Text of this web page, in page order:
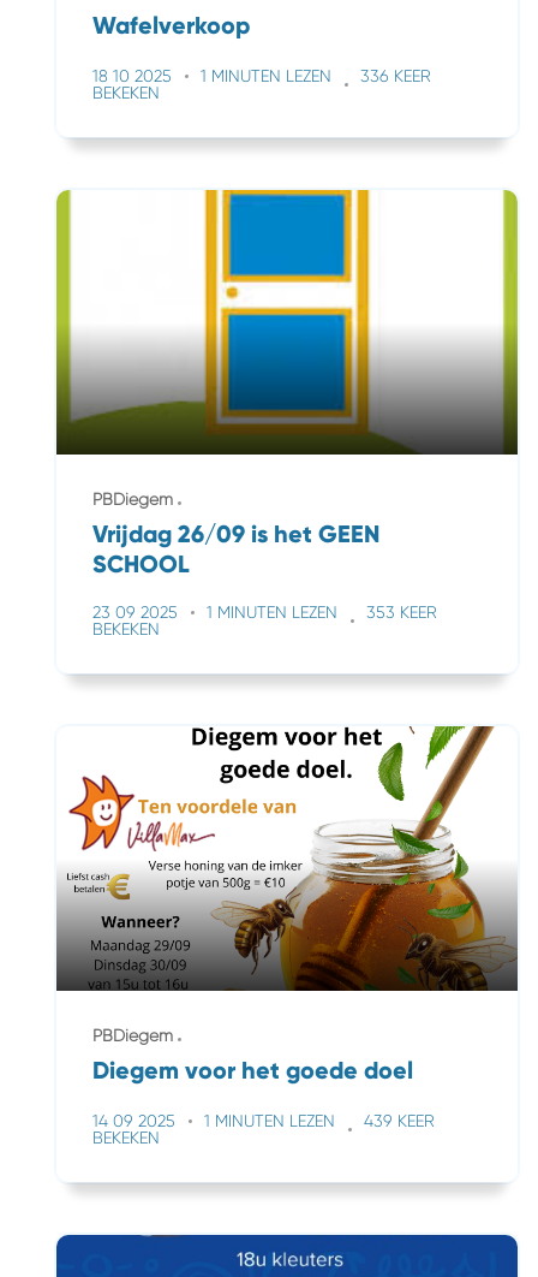
Wafelverkoop
18 10 2025 1 MINUTEN LEZEN
336 KEER
BEKEKEN
PBDiegem
Vrijdag 26/09 is het GEEN
SCHOOL
23 09 2025 1 MINUTEN LEZEN
353 KEER
BEKEKEN
PBDiegem
Diegem voor het goede doel
14 09 2025 1 MINUTEN LEZEN
439 KEER
BEKEKEN